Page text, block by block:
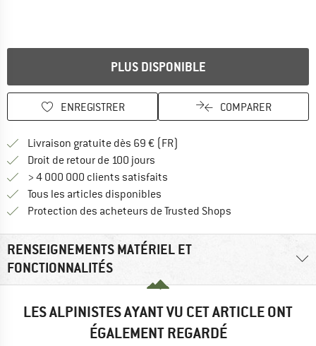
PLUS DISPONIBLE
ENREGISTRER COMPARER
Livraison gratuite dès 69 € (FR)
Droit de retour de 100 jours
> 4 000 000 clients satisfaits
Tous les articles disponibles
Protection des acheteurs de Trusted Shops
RENSEIGNEMENTS MATÉRIEL ET
FONCTIONNALITÉS
LES ALPINISTES AYANT VU CET ARTICLE ONT
ÉGALEMENT REGARDÉ